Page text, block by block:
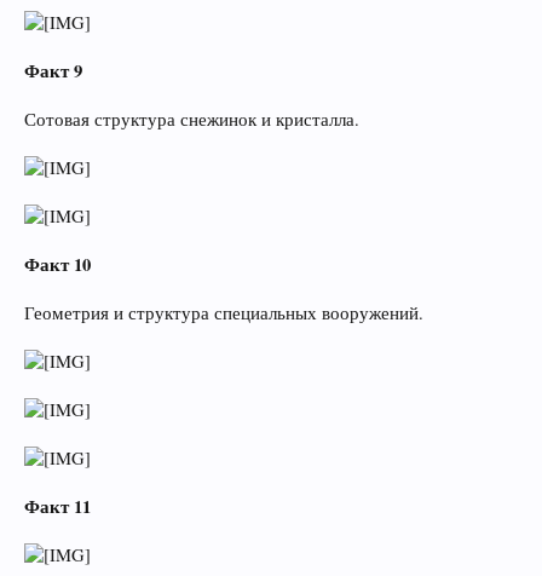
Факт 9
Сотовая структура снежинок и кристалла.
Факт 10
Геометрия и структура специальных вооружений.
Факт 11